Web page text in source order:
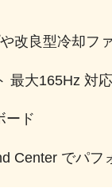
改良型冷却フ
最大165Hz 対
ード
Center でパフ